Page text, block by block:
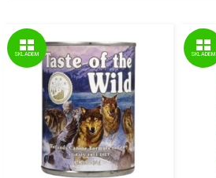
SKLADEM SKLADEM